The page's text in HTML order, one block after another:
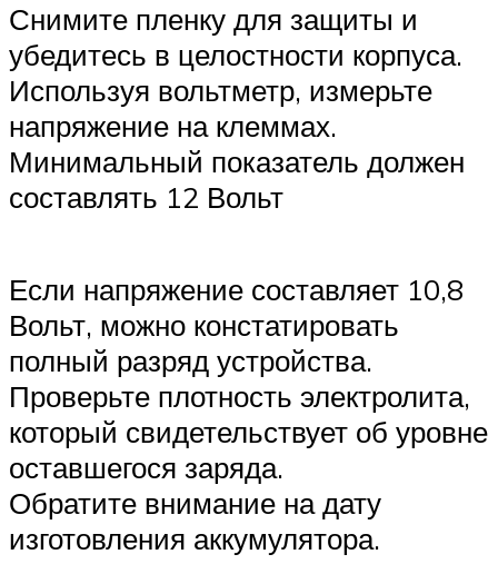
Снимите пленку для защиты и
убедитесь в целостности корпуса.
Используя вольтметр, измерьте
напряжение на клеммах.
Минимальный показатель должен
составлять 12 Вольт
Если напряжение составляет 10,8
Вольт, можно констатировать
полный разряд устройства.
Проверьте плотность электролита,
который свидетельствует об уровне
оставшегося заряда.
Обратите внимание на дату
изготовления аккумулятора.